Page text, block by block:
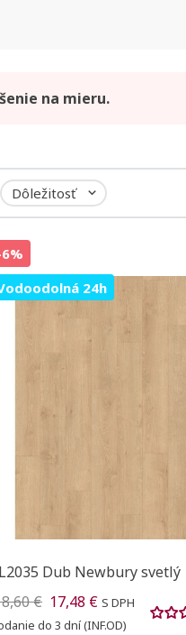
na mieru.
Dôležitosť 
24h
Dub Newbury svetlý
€ 17,48 € S DPH
do 3 dní (INF.OD)